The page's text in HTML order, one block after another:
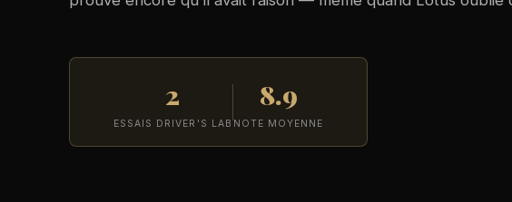
2
ESSAIS DRIVER'S LAB
8.9
NOTE MOYENNE